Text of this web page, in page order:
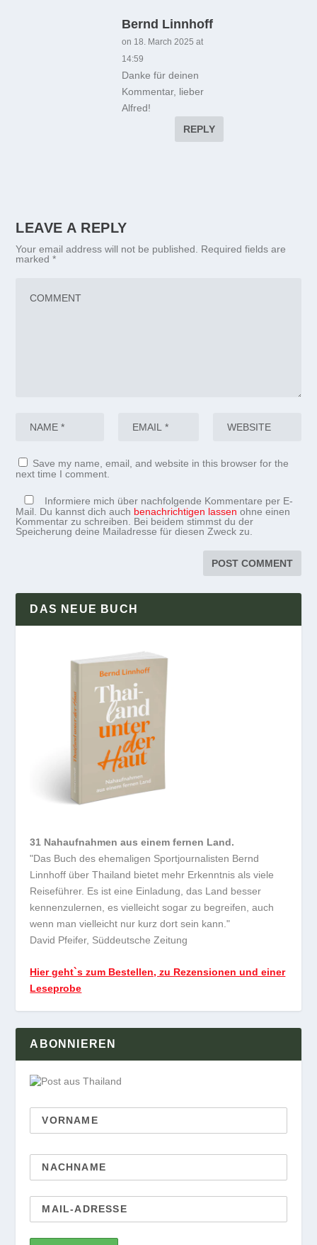
Bernd Linnhoff
on 18. March 2025 at
14:59
Danke für deinen
Kommentar, lieber
Alfred!
REPLY
LEAVE A REPLY
Your email address will not be published.
Required fields are
marked*
Save my name, email, and website in this browser for the
next time I comment.
Informiere mich über nachfolgende Kommentare per E-
Mail. Du kannst dich auch benachrichtigen lassen ohne einen
Kommentar zu schreiben. Bei beidem stimmst du der
Speicherung deine Mailadresse für diesen Zweck zu.
DAS NEUE BUCH
31 Nahaufnahmen aus einem fernen Land.
"Das Buch des ehemaligen Sportjournalisten Bernd
Linnhoff über Thailand bietet mehr Erkenntnis als viele
Reiseführer. Es ist eine Einladung, das Land besser
kennenzulernen, es vielleicht sogar zu begreifen, auch
wenn man vielleicht nur kurz dort sein kann."
David Pfeifer, Süddeutsche Zeitung
Hier geht`s zum Bestellen, zu Rezensionen und einer
Leseprobe
ABONNIEREN